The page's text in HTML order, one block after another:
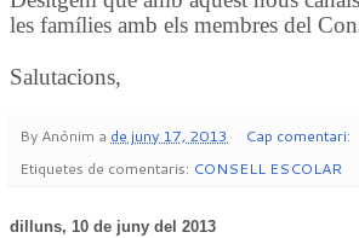
les famílies amb els membres del
Salutacions,
By Anònim a de juny 17, 2013
Cap comentari:
Etiquetes de comentaris: CONSELL ESCOLAR
dilluns, 10 de juny del 2013